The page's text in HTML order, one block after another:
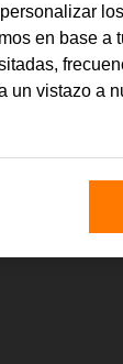
en base a
un vistazo a